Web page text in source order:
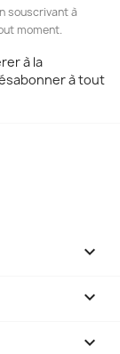
souscrivant à
moment.
à la
à tout


